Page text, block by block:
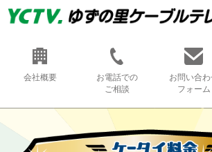
会社概要
お電話での
ご相談
お問い合
フォーム